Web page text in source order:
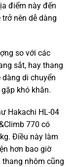
điểm này đến
nên dễ dàng
so với các
sắt, hay thang
di chuyển
khó khăn.
Hakachi HL-04
770 có
Điều này làm
hơn bao giờ
thang nhôm cũng